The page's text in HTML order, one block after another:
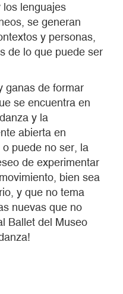
los lenguajes
se generan
y personas,
de lo que puede ser
ganas de formar
se encuentra en
y la
abierta en
puede no ser, la
de experimentar
bien sea
y que no tema
nuevas que no
Ballet del Museo